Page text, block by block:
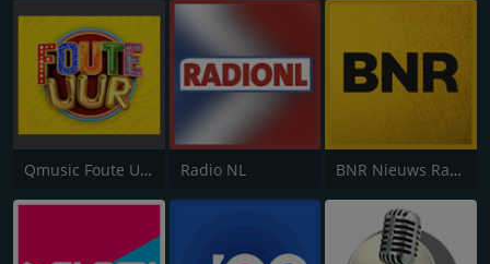
Qmusic Foute Uur Radio NL BNR Nieuws Radio